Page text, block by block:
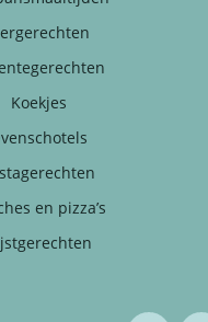
Koekjes
en pizza’s